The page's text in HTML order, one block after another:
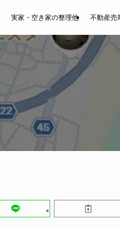
実家・空き家の整理他 不動産売